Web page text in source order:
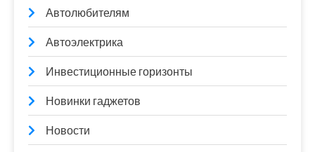
Автолюбителям
Автоэлектрика
Инвестиционные горизонты
Новинки гаджетов
Новости